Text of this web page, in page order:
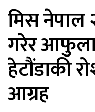
मिस नेपाल
गरेर
हेटौंडाकी
आग्रह